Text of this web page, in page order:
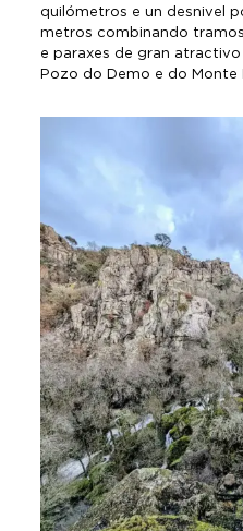
quilómetros e un desnivel
metros combinando
e paraxes de gran
Pozo do Demo e do Monte